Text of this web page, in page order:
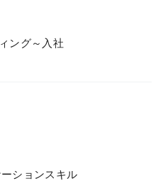
ング～入社
ションスキル